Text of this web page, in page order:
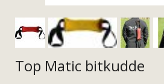
Top Matic bitkudde